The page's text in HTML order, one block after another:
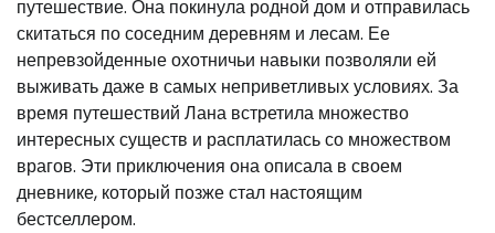
путешествие. Она покинула родной дом и отправилась
скитаться по соседним деревням и лесам. Ее
непревзойденные охотничьи навыки позволяли ей
выживать даже в самых неприветливых условиях. За
время путешествий Лана встретила множество
интересных существ и расплатилась со множеством
врагов. Эти приключения она описала в своем
дневнике, который позже стал настоящим
бестселлером.